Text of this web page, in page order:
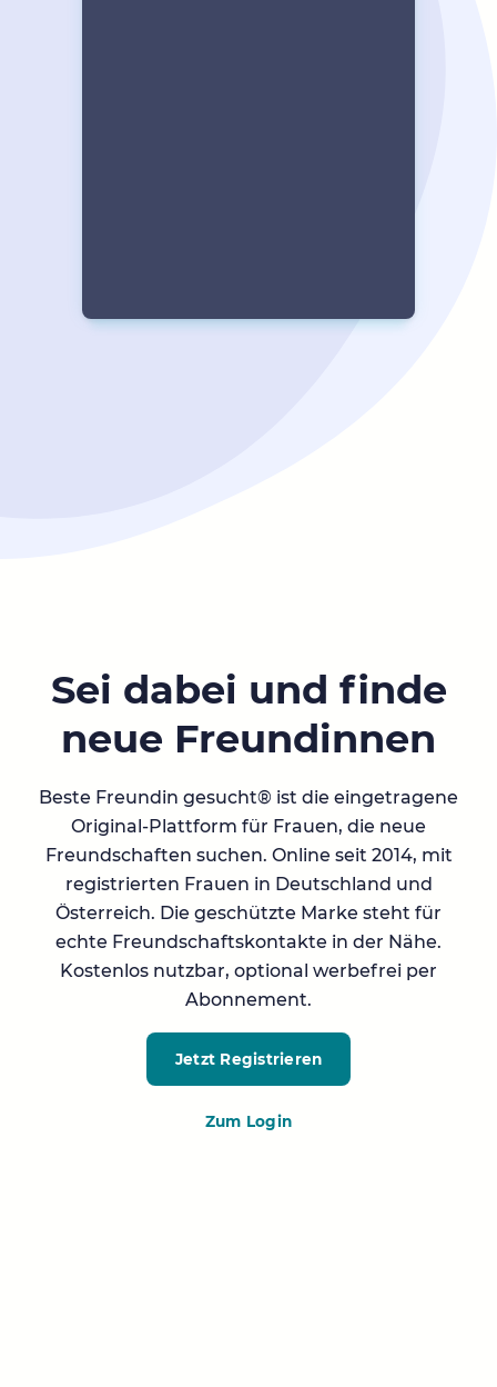
Sei dabei und finde
neue Freundinnen
Beste Freundin gesucht® ist die eingetragene
Original-Plattform für Frauen, die neue
Freundschaften suchen. Online seit 2014, mit
registrierten Frauen in Deutschland und
Österreich. Die geschützte Marke steht für
echte Freundschaftskontakte in der Nähe.
Kostenlos nutzbar, optional werbefrei per
Abonnement.
Jetzt Registrieren
Zum Login